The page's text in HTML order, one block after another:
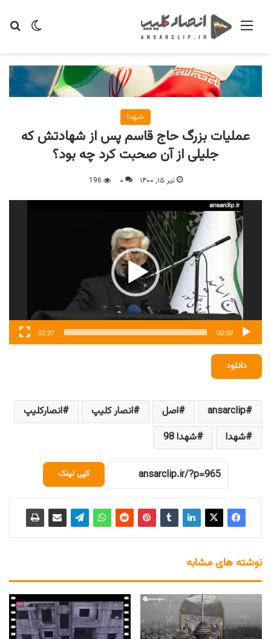
تغییر منو
شهدا
عملیات بزرگ حاج قاسم پس از شهادتش ‌که
جلیلی از آن صحبت کرد چه بود؟
تیر ۱۵, ۱۴۰۰ ۰ 196
نمایشگر
00:00
02:37
دانلود
ansarclip اصل انصار کلیپ
انصارکلیپ
شهدا
شهدا 98
کپی لینک
نوشته های مشابه